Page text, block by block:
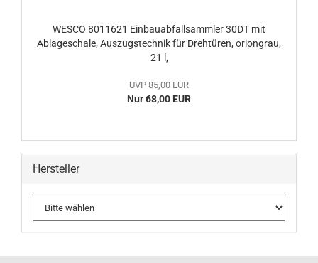
WESCO 8011621 Einbauabfallsammler 30DT mit
Ablageschale, Auszugstechnik für Drehtüren, oriongrau,
21 l,
UVP 85,00 EUR
Nur 68,00 EUR
Hersteller